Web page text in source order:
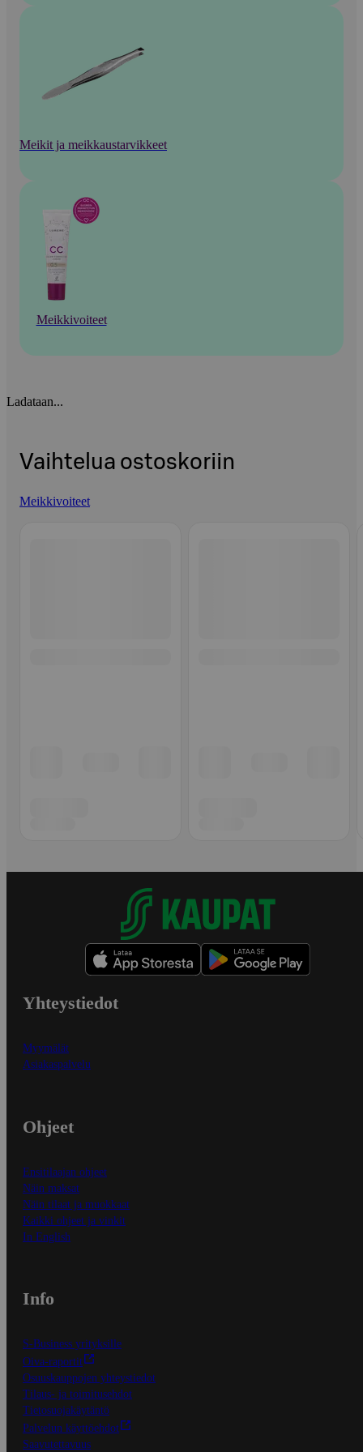
Meikit ja meikkaustarvikkeet
Meikkivoiteet
Ladataan...
Vaihtelua ostoskoriin
Meikkivoiteet
Yhteystiedot
Myymälät
Asiakaspalvelu
Ohjeet
Ensitilaajan ohjeet
Näin maksat
Näin tilaat ja muokkaat
Kaikki ohjeet ja vinkit
In English
Info
S-Business yrityksille
Oiva-raportit
Osuuskauppojen yhteystiedot
Tilaus- ja toimitusehdot
Tietosuojakäytäntö
Palvelun käyttöehdot
Saavutettavuus